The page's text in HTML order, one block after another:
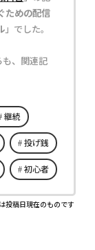
ための配信
」でした。
も、関連記
継続
投げ銭
初心者
投稿日現在のものです